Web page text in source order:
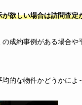
欲しい場合は訪問査定
成約事例がある場合
的な物件かどうかに